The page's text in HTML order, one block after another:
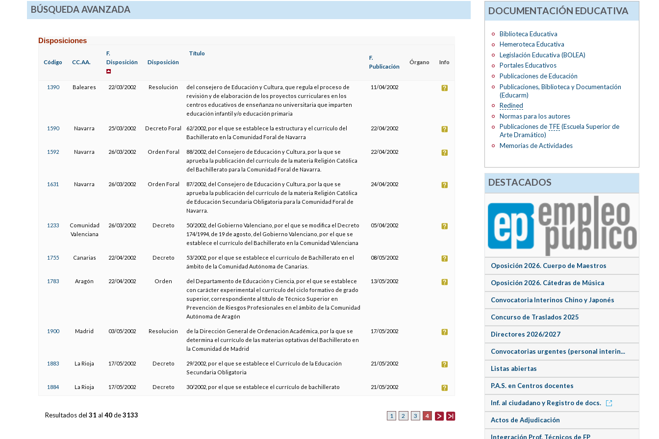
BÚSQUEDA AVANZADA
Disposiciones
Código CC.AA.
F.
Disposición
Disposición
Título
F.
Publicación
Órgano Info
1390 Baleares 22/03/2002 Resolución
del consejero de Educación y Cultura, que regula el proceso de
revisión y de elaboración de los proyectos curriculares en los
centros educativos de enseñanza no universitaria que imparten
educación infantil y/o educación primaria
11/04/2002
1590 Navarra 25/03/2002 Decreto Foral
62/2002, por el que se establece la estructura y el currículo del
Bachillerato en la Comunidad Foral de Navarra
22/04/2002
1592 Navarra 26/03/2002 Orden Foral
88/2002, del Consejero de Educación y Cultura, por la que se
aprueba la publicación del currículo de la materia Religión Católica
del Bachillerato para la Comunidad Foral de Navarra.
22/04/2002
1631 Navarra 26/03/2002 Orden Foral
87/2002, del Consejero de Educación y Cultura, por la que se
aprueba la publicación del currículo de la materia Religión Católica
de Educación Secundaria Obligatoria para la Comunidad Foral de
Navarra.
24/04/2002
1233
Comunidad
Valenciana
26/03/2002 Decreto
50/2002, del Gobierno Valenciano, por el que se modifica el Decreto
174/1994, de 19 de agosto, del Gobierno Valenciano, por el que se
establece el currículo del Bachillerato en la Comunidad Valenciana
05/04/2002
1755 Canarias 22/04/2002 Decreto
53/2002, por el que se establece el currículo de Bachillerato en el
ámbito de la Comunidad Autónoma de Canarias.
08/05/2002
1783 Aragón 22/04/2002 Orden
del Departamento de Educación y Ciencia, por el que se establece
con carácter experimental el currículo del ciclo formativo de grado
superior, correspondiente al título de Técnico Superior en
Prevención de Riesgos Profesionales en el ámbito de la Comunidad
Autónoma de Aragón
13/05/2002
1900 Madrid 03/05/2002 Resolución
de la Dirección General de Ordenación Académica, por la que se
determina el currículo de las materias optativas del Bachillerato en
la Comunidad de Madrid
17/05/2002
1883 La Rioja 17/05/2002 Decreto
29/2002, por el que se establece el Currículo de la Educación
Secundaria Obligatoria
21/05/2002
1884 La Rioja 17/05/2002 Decreto 30/2002, por el que se establece el currículo de bachillerato 21/05/2002
1 2 3 4
Resultados del 31 al 40de3133
DOCUMENTACIÓN EDUCATIVA
Biblioteca Educativa
Hemeroteca Educativa
Legislación Educativa (BOLEA)
Portales Educativos
Publicaciones de Educación
Publicaciones, Biblioteca y Documentación
(Educarm)
Redined
Normas para los autores
Publicaciones de TFE(Escuela Superior de
Arte Dramático)
Memorias de Actividades
DESTACADOS
Oposición 2026. Cuerpo de Maestros
Oposición 2026. Cátedras de Música
Convocatoria Interinos Chino y Japonés
Concurso de Traslados 2025
Directores 2026/2027
Convocatorias urgentes (personal interin...
Listas abiertas
P.A.S. en Centros docentes
Inf. al ciudadano y Registro de docs.
Actos de Adjudicación
Integración Prof. Técnicos de FP